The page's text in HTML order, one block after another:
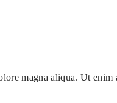
magna aliqua. Ut